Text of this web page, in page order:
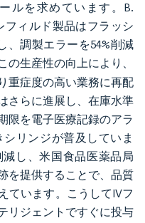
ルを求めています。B.
フィルド製品はフラッシ
、調製エラーを54%削減
の生産性の向上により、
重症度の高い業務に再配
さらに進展し、在庫水準
限を電子医療記録のアラ
リンジが普及していま
し、米国食品医薬品局
を提供することで、品質
ています。こうしてIVフ
リジェントですぐに投与